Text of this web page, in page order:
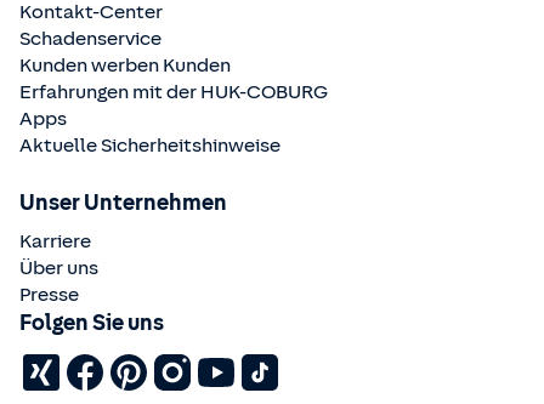
Kontakt-Center
Schadenservice
Kunden werben Kunden
Erfahrungen mit der HUK-COBURG
Apps
Aktuelle Sicherheitshinweise
Unser Unternehmen
Karriere
Über uns
Presse
Folgen Sie uns